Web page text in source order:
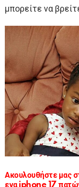
μπορείτε να
Ακουλουθήστε μας
ενα iphone 17